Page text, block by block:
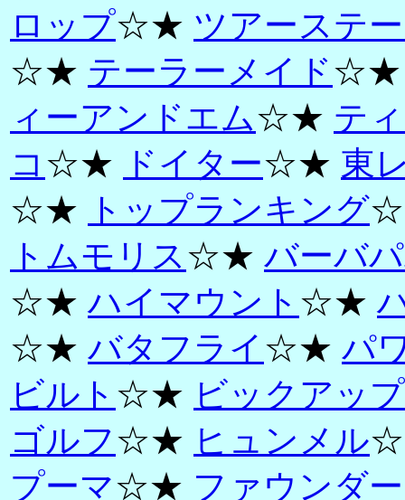
ロップ☆★ ツアーステ
☆★ テーラーメイド
ィーアンドエム☆★ テ
コ ☆★ ドイター☆★ 東
☆★
トップランキング
トムモリス☆★ バーバ
☆★ハイマウント ☆★
☆★ バタフライ ☆★ パ
ビルト ☆★ ビックアッ
ゴルフ☆★ ヒュンメル
プーマ☆★ ファウンダ